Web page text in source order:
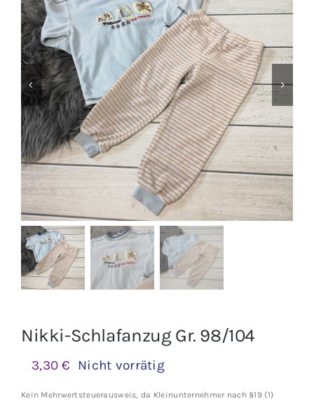
Jungen
Mädchen
Accesoires
Schuhe / Socken
Spielzeug
Babyausstattung
Krims Krams
Nikki-Schlafanzug Gr. 98/104
3,30€ Nicht vorrätig
Kein Mehrwertsteuerausweis, da Kleinunternehmer nach §19 (1)